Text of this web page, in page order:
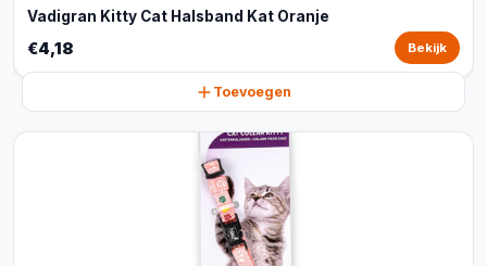
Vadigran Kitty Cat Halsband Kat Oranje
€4,18 Bekijk
Toevoegen